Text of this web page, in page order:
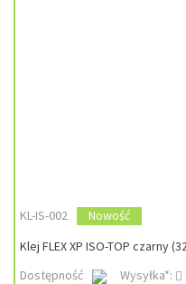
KL-IS-002
Nowość
Klej FLEX XP ISO-TOP czarny
Dostępność
Wysyłka*: